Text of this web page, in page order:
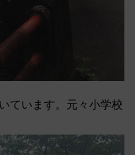
ています。元々小学校